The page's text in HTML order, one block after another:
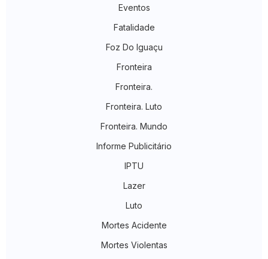
Eventos
Fatalidade
Foz Do Iguaçu
Fronteira
Fronteira.
Fronteira. Luto
Fronteira. Mundo
Informe Publicitário
IPTU
Lazer
Luto
Mortes Acidente
Mortes Violentas